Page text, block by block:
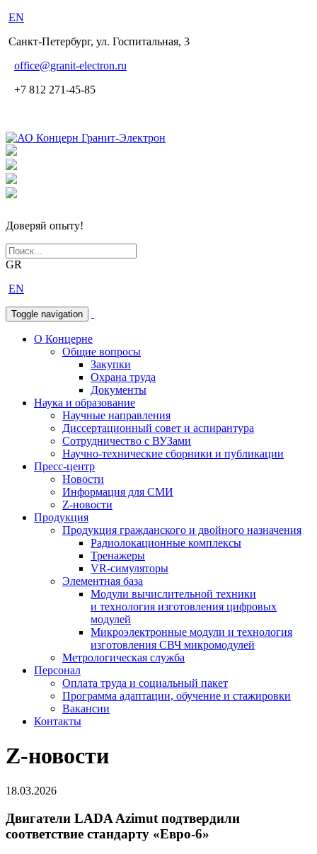
EN
Санкт-Петербург, ул. Госпитальная, 3
office@granit-electron.ru
+7 812 271-45-85
Доверяй опыту!
GR
EN
Toggle navigation
О Концерне
Общие вопросы
Закупки
Охрана труда
Документы
Наука и образование
Научные направления
Диссертационный совет и аспирантура
Сотрудничество с ВУЗами
Научно-технические сборники и публикации
Пресс-центр
Новости
Информация для СМИ
Z-новости
Продукция
Продукция гражданского и двойного назначения
Радиолокационные комплексы
Тренажеры
VR-симуляторы
Элементная база
Модули вычислительной техники
и технология изготовления цифровых
модулей
Микроэлектронные модули и технология
изготовления СВЧ микромодулей
Метрологическая служба
Персонал
Оплата труда и социальный пакет
Программа адаптации, обучение и стажировки
Вакансии
Контакты
Z-новости
18.03.2026
Двигатели LADA Azimut подтвердили
соответствие стандарту «Евро-6»